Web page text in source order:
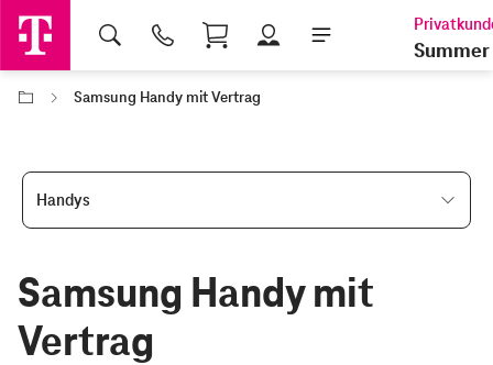
Shopping Cart
Summer
Samsung Handy mit Vertrag
Handys
Samsung Handy mit
Vertrag